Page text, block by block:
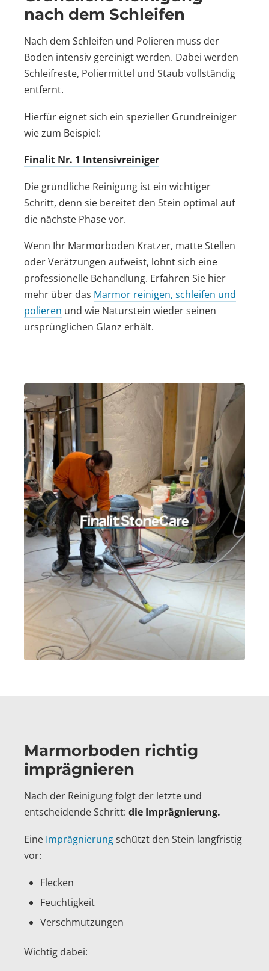
nach dem Schleifen
Nach dem Schleifen und Polieren muss der
Boden intensiv gereinigt werden. Dabei werden
Schleifreste, Poliermittel und Staub vollständig
entfernt.
Hierfür eignet sich ein spezieller Grundreiniger
wie zum Beispiel:
Finalit Nr. 1 Intensivreiniger
Die gründliche Reinigung ist ein wichtiger
Schritt, denn sie bereitet den Stein optimal auf
die nächste Phase vor.
Wenn Ihr Marmorboden Kratzer, matte Stellen
oder Verätzungen aufweist, lohnt sich eine
professionelle Behandlung. Erfahren Sie hier
mehr über das Marmor reinigen, schleifen und
polieren und wie Naturstein wieder seinen
ursprünglichen Glanz erhält.
Marmorboden richtig
imprägnieren
Nach der Reinigung folgt der letzte und
entscheidende Schritt: die Imprägnierung.
Eine Imprägnierungschützt den Stein langfristig
vor:
Flecken
Feuchtigkeit
Verschmutzungen
Wichtig dabei: